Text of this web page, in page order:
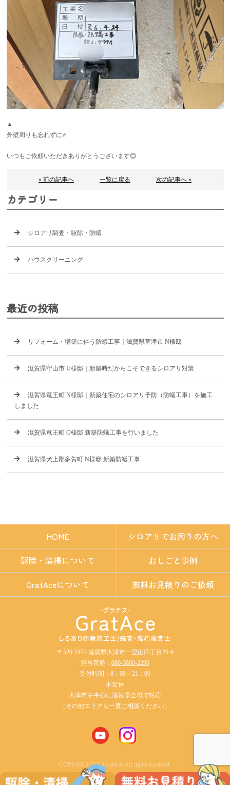
▲
外壁周りも忘れずに⭐️
いつもご依頼いただきありがとうございます😊
« 前の記事へ 一覧に戻る 次の記事へ »
カテゴリー
シロアリ調査・駆除・防蟻
ハウスクリーニング
最近の投稿
リフォーム・増築に伴う防蟻工事｜滋賀県草津市 N様邸
滋賀県守山市 U様邸｜新築時だからこそできるシロアリ対策
滋賀県竜王町 N様邸｜新築住宅のシロアリ予防（防蟻工事）を施工
しました
滋賀県竜王町 O様邸 新築防蟻工事を行いました
滋賀県犬上郡多賀町 N様邸 新築防蟻工事
HOME
シロアリでお困りの方へ
駆除・清掃について
おしごと事例
GratAceについて
無料お見積りのご依頼
〒520-2153 滋賀県大津市一里山四丁目20-6
担当直通： 080-3860-2299
受付時間：8：00～21：00
不定休
大津市を中心に滋賀県全域で対応
（その他エリアも一度ご相談ください）
COPYRIGHT © GratAce All rights reserved.